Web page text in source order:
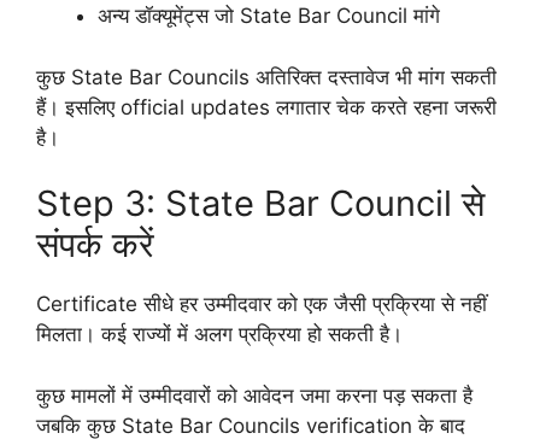
अन्य डॉक्यूमेंट्स जो State Bar Council मांगे
कुछ State Bar Councils अतिरिक्त दस्तावेज भी मांग सकती
हैं। इसलिए official updates लगातार चेक करते रहना जरूरी
है।
Step 3: State Bar Council से
संपर्क करें
Certificate सीधे हर उम्मीदवार को एक जैसी प्रक्रिया से नहीं
मिलता। कई राज्यों में अलग प्रक्रिया हो सकती है।
कुछ मामलों में उम्मीदवारों को आवेदन जमा करना पड़ सकता है
जबकि कुछ State Bar Councils verification के बाद